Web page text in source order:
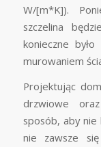
W/[m*K]).
szczelina
konieczne
murowaniem
Projektując
drzwiowe
sposób, aby nie
nie zawsze